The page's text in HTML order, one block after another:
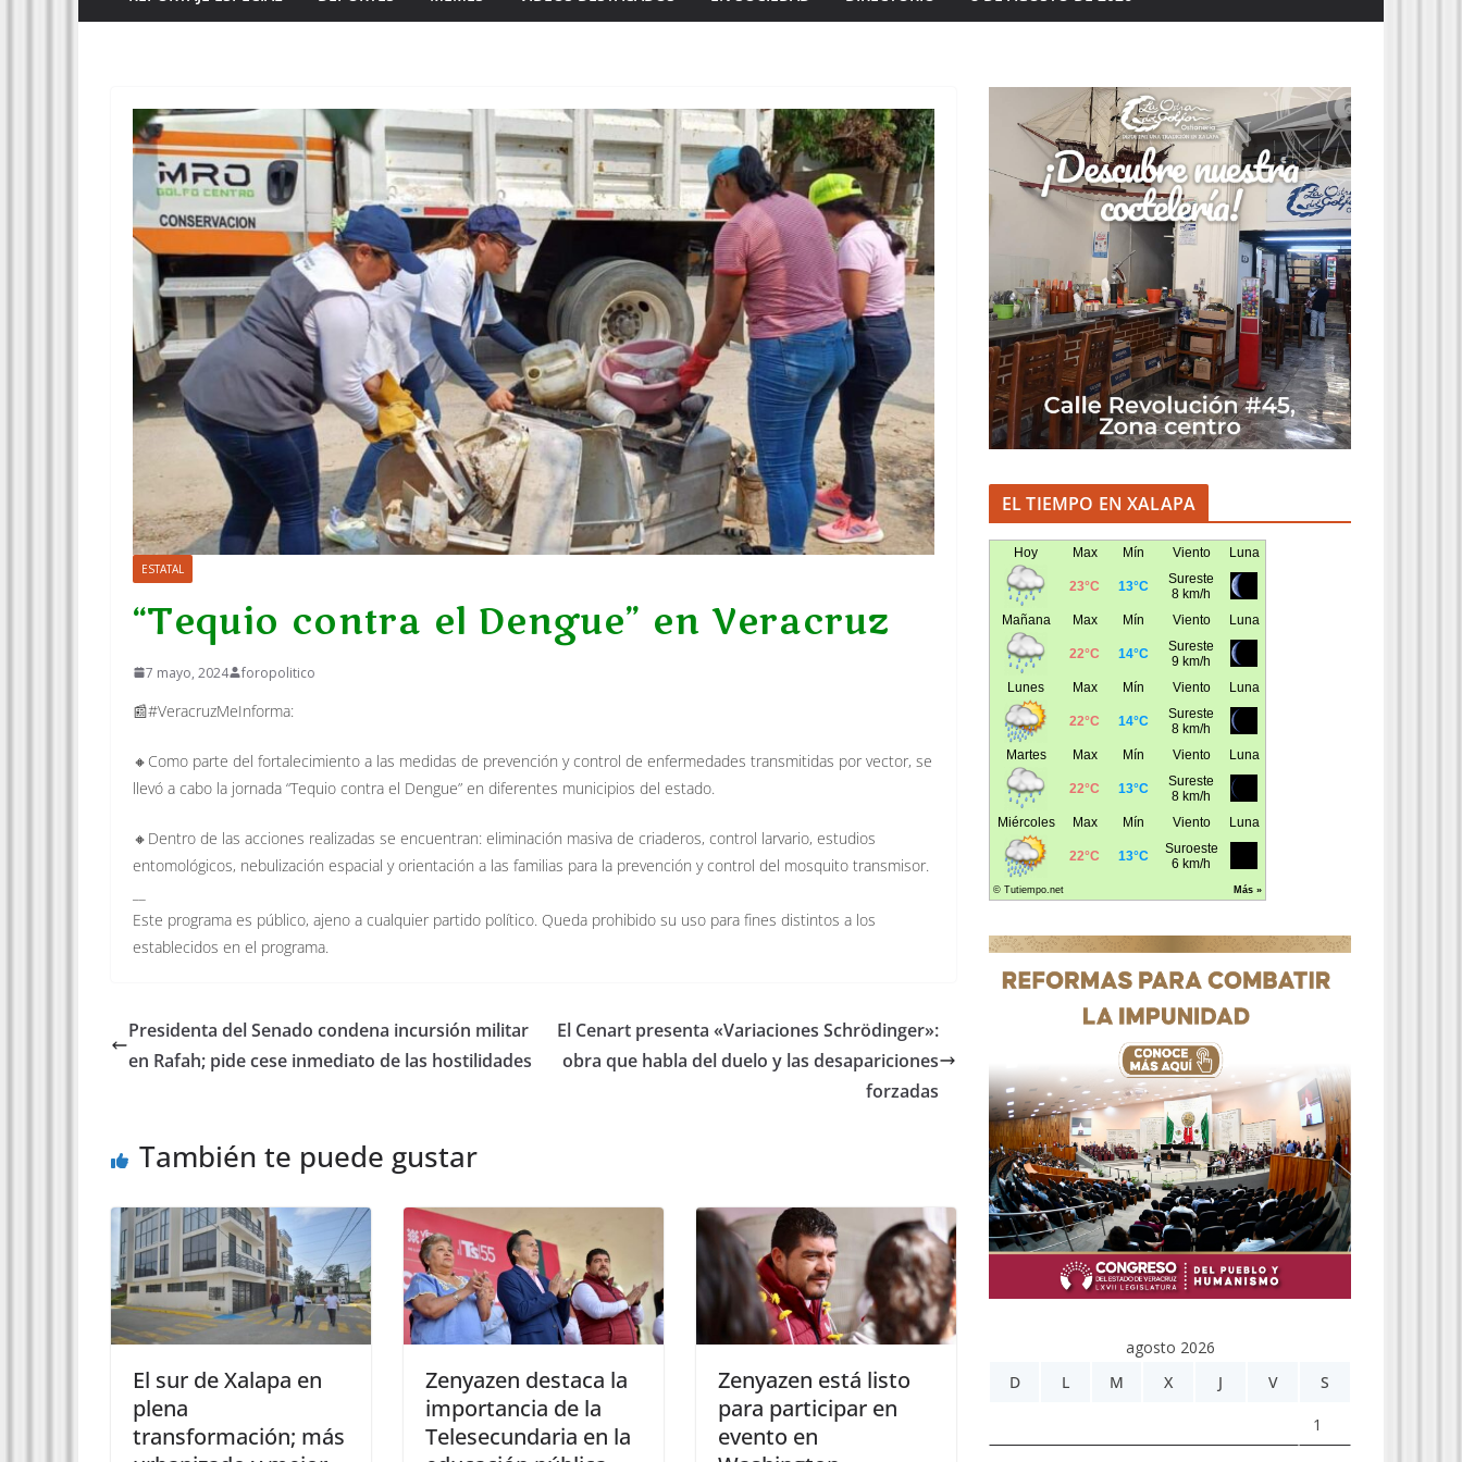
ESTATAL
“Tequio contra el Dengue” en Veracruz
7 mayo, 2024 foropolitico
📰#VeracruzMeInforma:
🔸Como parte del fortalecimiento a las medidas de prevención y control de enfermedades transmitidas por vector, se
llevó a cabo la jornada “Tequio contra el Dengue” en diferentes municipios del estado.
🔸Dentro de las acciones realizadas se encuentran: eliminación masiva de criaderos, control larvario, estudios
entomológicos, nebulización espacial y orientación a las familias para la prevención y control del mosquito transmisor.
Este programa es público, ajeno a cualquier partido político. Queda prohibido su uso para fines distintos a los
establecidos en el programa.
Presidenta del Senado condena incursión militar
en Rafah; pide cese inmediato de las hostilidades
El Cenart presenta «Variaciones Schrödinger»:
obra que habla del duelo y las desapariciones
forzadas
También te puede gustar
El sur de Xalapa en
plena
transformación; más
Zenyazen destaca la
importancia de la
Telesecundaria en la
Zenyazen está listo
para participar en
evento en
EL TIEMPO EN XALAPA
agosto 2026
D
L M X J V S
1